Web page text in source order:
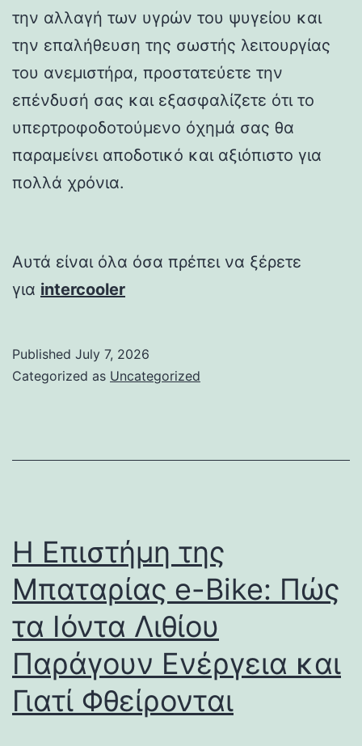
την αλλαγή των υγρών του ψυγείου και
την επαλήθευση της σωστής λειτουργίας
του ανεμιστήρα, προστατεύετε την
επένδυσή σας και εξασφαλίζετε ότι το
υπερτροφοδοτούμενο όχημά σας θα
παραμείνει αποδοτικό και αξιόπιστο για
πολλά χρόνια.
Αυτά είναι όλα όσα πρέπει να ξέρετε
για intercooler
Published July 7, 2026
Categorized as Uncategorized
Η Επιστήμη της
Μπαταρίας e-Bike: Πώς
τα Ιόντα Λιθίου
Παράγουν Ενέργεια και
Γιατί Φθείρονται